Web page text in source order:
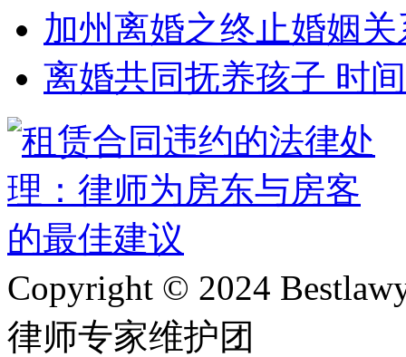
加州离婚之终止婚姻关
离婚共同抚养孩子 时
Copyright © 2024
律师专家维护团